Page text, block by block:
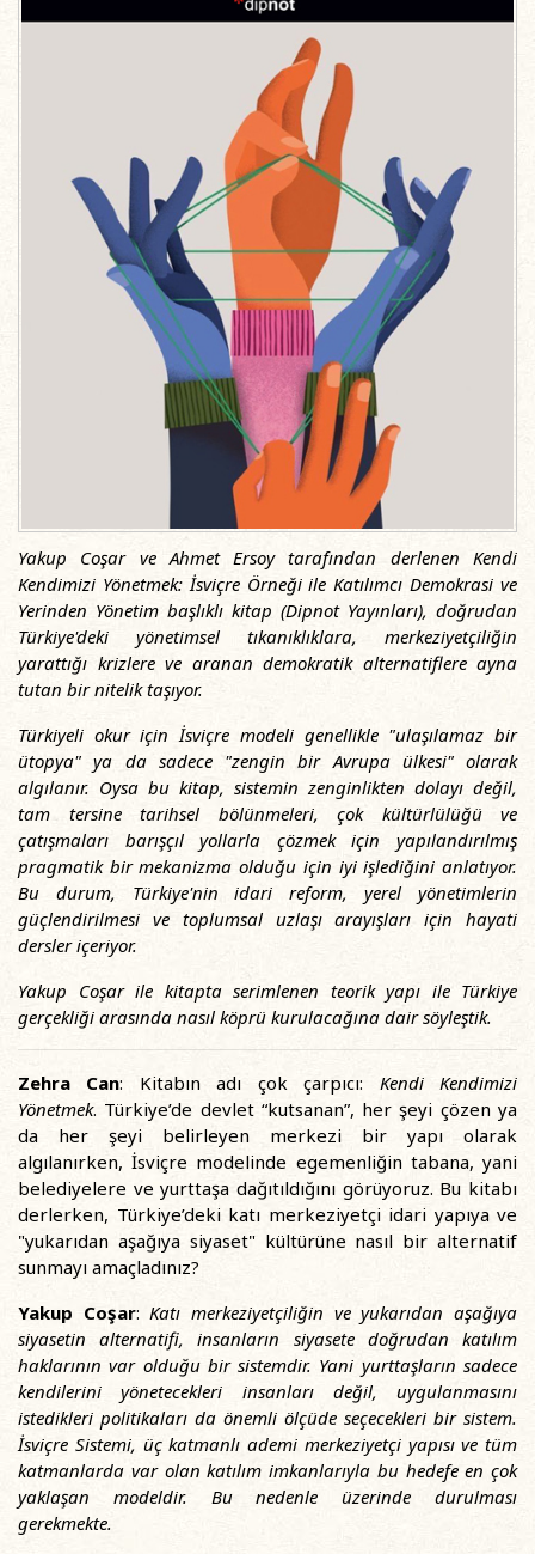
Yakup Coşar ve Ahmet Ersoy tarafından derlenen Kendi
Kendimizi Yönetmek: İsviçre Örneği ile Katılımcı Demokrasi ve
Yerinden Yönetim başlıklı kitap (Dipnot Yayınları), doğrudan
Türkiye'deki yönetimsel tıkanıklıklara, merkeziyetçiliğin
yarattığı krizlere ve aranan demokratik alternatiflere ayna
tutan bir nitelik taşıyor.
Türkiyeli okur için İsviçre modeli genellikle "ulaşılamaz bir
ütopya" ya da sadece "zengin bir Avrupa ülkesi" olarak
algılanır. Oysa bu kitap, sistemin zenginlikten dolayı değil,
tam tersine tarihsel bölünmeleri, çok kültürlülüğü ve
çatışmaları barışçıl yollarla çözmek için yapılandırılmış
pragmatik bir mekanizma olduğu için iyi işlediğini anlatıyor.
Bu durum, Türkiye'nin idari reform, yerel yönetimlerin
güçlendirilmesi ve toplumsal uzlaşı arayışları için hayati
dersler içeriyor.
Yakup Coşar ile kitapta serimlenen teorik yapı ile Türkiye
gerçekliği arasında nasıl köprü kurulacağına dair söyleştik.
Zehra Can: Kitabın adı çok çarpıcı: Kendi Kendimizi
Yönetmek. Türkiye’de devlet “kutsanan”, her şeyi çözen ya
da her şeyi belirleyen merkezi bir yapı olarak
algılanırken, İsviçre modelinde egemenliğin tabana, yani
belediyelere ve yurttaşa dağıtıldığını görüyoruz. Bu kitabı
derlerken, Türkiye’deki katı merkeziyetçi idari yapıya ve
"yukarıdan aşağıya siyaset" kültürüne nasıl bir alternatif
sunmayı amaçladınız?
Yakup Coşar: Katı merkeziyetçiliğin ve yukarıdan aşağıya
siyasetin alternatifi, insanların siyasete doğrudan katılım
haklarının var olduğu bir sistemdir. Yani yurttaşların sadece
kendilerini yönetecekleri insanları değil, uygulanmasını
istedikleri politikaları da önemli ölçüde seçecekleri bir sistem.
İsviçre Sistemi, üç katmanlı ademi merkeziyetçi yapısı ve tüm
katmanlarda var olan katılım imkanlarıyla bu hedefe en çok
yaklaşan modeldir. Bu nedenle üzerinde durulması
gerekmekte.